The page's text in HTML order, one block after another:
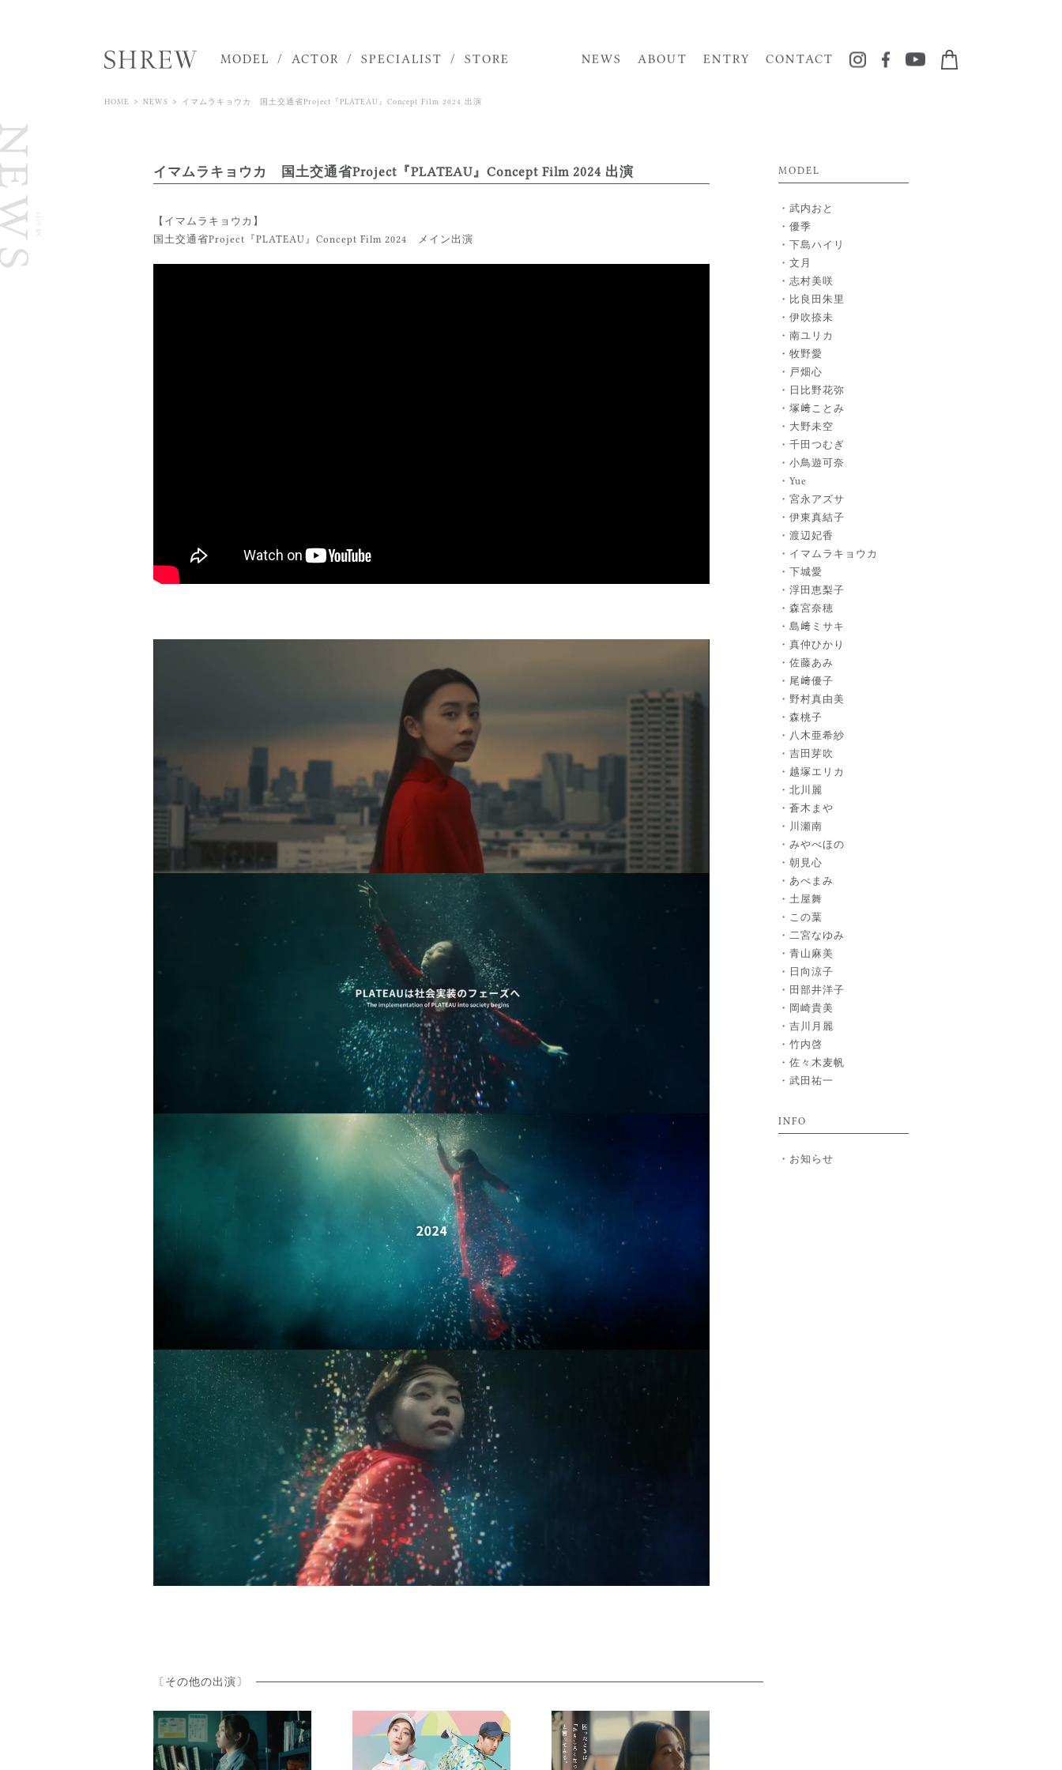
MODEL ACTOR SPECIALIST STORE NEWS ABOUT ENTRY CONTACT
HOME > NEWS > イマムラキョウカ 国土交通省Project『PLATEAU』Concept Film 2024 出演
ニュース
イマムラキョウカ 国土交通省Project『PLATEAU』Concept Film 2024 出演
【イマムラキョウカ】
国土交通省Project『PLATEAU』Concept Film 2024 メイン出演
〔その他の出演〕
MODEL
武内おと
優季
下島ハイリ
文月
志村美咲
比良田朱里
伊吹捺未
南ユリカ
牧野愛
戸畑心
日比野花弥
塚﨑ことみ
大野未空
千田つむぎ
小鳥遊可奈
Yue
宮永アズサ
伊東真結子
渡辺妃香
イマムラキョウカ
下城愛
浮田恵梨子
森宮奈穂
島﨑ミサキ
真仲ひかり
佐藤あみ
尾﨑優子
野村真由美
森桃子
八木亜希紗
吉田芽吹
越塚エリカ
北川麗
蒼木まや
川瀬南
みやべほの
朝見心
あべまみ
土屋舞
この葉
二宮なゆみ
青山麻美
日向涼子
田部井洋子
岡崎貴美
吉川月麗
竹内啓
佐々木麦帆
武田祐一
INFO
お知らせ